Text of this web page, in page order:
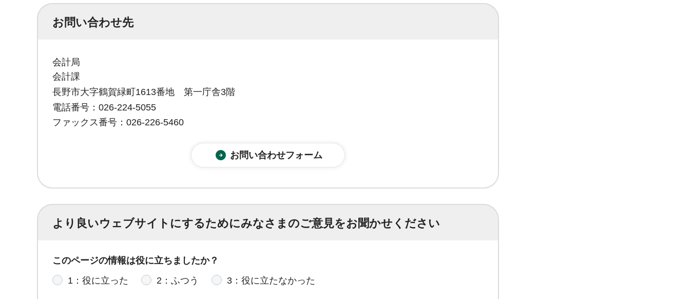
お問い合わせ先
会計局
会計課
長野市大字鶴賀緑町1613番地 第一庁舎3階
電話番号：026-224-5055
ファックス番号：026-226-5460
より良いウェブサイトにするためにみなさまのご意見をお聞かせください
このページの情報は役に立ちましたか？
1：役に立った
2：ふつう 3：役に立たなかった